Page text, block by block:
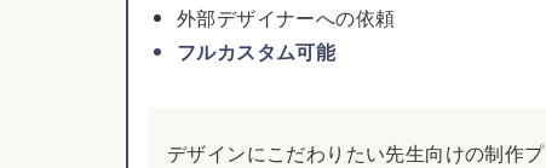
外部デザイナーへの依頼
フルカスタム可能
デザインにこだわりたい先生向けの制作プ